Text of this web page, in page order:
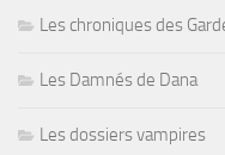
Les chroniques des
Les Damnés de Dana
Les dossiers vampires